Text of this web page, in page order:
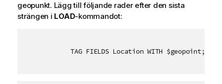
geopunkt. Lägg till följande rader efter den sista
strängen i LOAD-kommandot:
TAG FIELDS Location WITH $geopoint;